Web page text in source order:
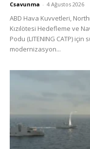
Csavunma - 4 Ağustos 2026
ABD Hava Kuvvetleri,
Kızılötesi Hedefleme ve
Podu (LITENING CATP)
modernizasyon...